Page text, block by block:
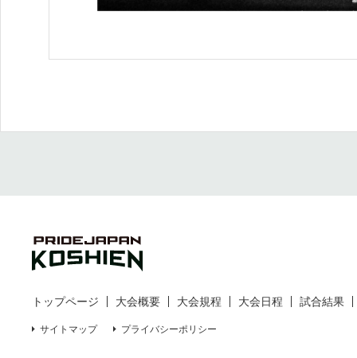
トップページ 大会概要 大会規程 大会日程 試合結果
サイトマップ プライバシーポリシー